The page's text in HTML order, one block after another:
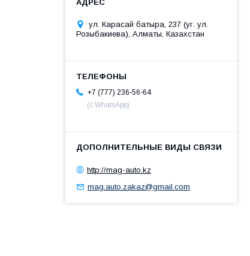
ул. Карасай батыра, 237 (уг. ул.
Розыбакиева), Алматы, Казахстан
+7 (777) 236-56-64
(с WhatsApp)
http://mag-auto.kz
mag.auto.zakaz@gmail.com